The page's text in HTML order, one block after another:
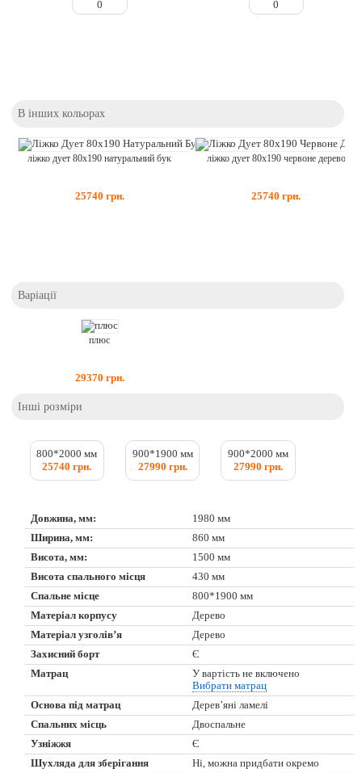
В інших кольорах
ліжко дует 80x190 натуральний бук
25740 грн.
ліжко дует 80x190 червоне дерево
25740 грн.
Варіації
плюс
29370 грн.
Інші розміри
800*2000 мм
25740 грн.
900*1900 мм
27990 грн.
900*2000 мм
27990 грн.
Довжина, мм:
1980 мм
Ширина, мм:
860 мм
Висота, мм:
1500 мм
Висота спального місця
430 мм
Спальне місце
800*1900 мм
Матеріал корпусу
Дерево
Матеріал узголів’я
Дерево
Захисний борт
Є
Матрац
У вартість не включено
Вибрати матрац
Основа під матрац
Дерев’яні ламелі
Спальних місць
Двоспальне
Узніжжя
Є
Шухляда для зберігання
Ні, можна придбати окремо